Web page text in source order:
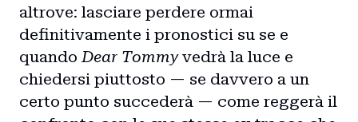
altrove: lasciare perdere ormai
definitivamente i pronostici su se e
quandoDear Tommyvedrà la luce e
chiedersi piuttosto — se davvero a un
certo punto succederà — come reggerà il